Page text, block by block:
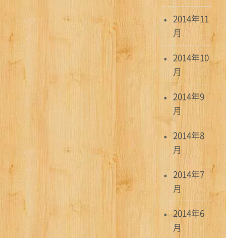
2014年11
月
2014年10
月
2014年9
月
2014年8
月
2014年7
月
2014年6
月